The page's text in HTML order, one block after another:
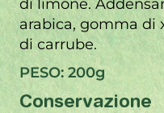
di limone.
arabica, gomma di
di carrube.
PESO: 200g
Conservazione